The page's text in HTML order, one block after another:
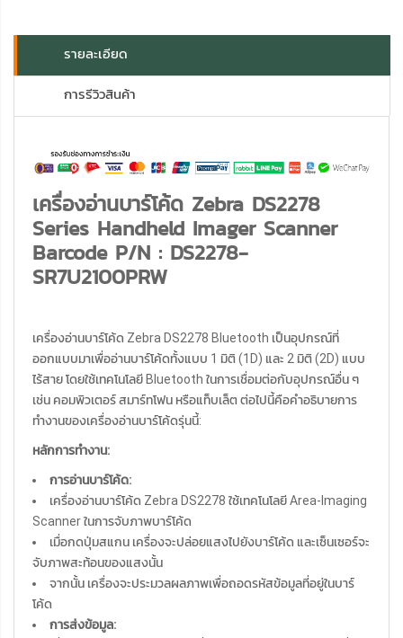
รายละเอียด
การรีวิวสินค้า
เครื่องอ่านบาร์โค้ด Zebra DS2278
Series Handheld Imager Scanner
Barcode P/N : DS2278-
SR7U2100PRW
เครื่องอ่านบาร์โค้ด Zebra DS2278 Bluetooth เป็นอุปกรณ์ที่
ออกแบบมาเพื่ออ่านบาร์โค้ดทั้งแบบ 1 มิติ (1D) และ 2 มิติ (2D) แบบ
ไร้สาย โดยใช้เทคโนโลยี Bluetooth ในการเชื่อมต่อกับอุปกรณ์อื่น ๆ
เช่น คอมพิวเตอร์ สมาร์ทโฟน หรือแท็บเล็ต ต่อไปนี้คือคำอธิบายการ
ทำงานของเครื่องอ่านบาร์โค้ดรุ่นนี้:
หลักการทำงาน:
การอ่านบาร์โค้ด:
เครื่องอ่านบาร์โค้ด Zebra DS2278 ใช้เทคโนโลยี Area-Imaging
Scanner ในการจับภาพบาร์โค้ด
เมื่อกดปุ่มสแกน เครื่องจะปล่อยแสงไปยังบาร์โค้ด และเซ็นเซอร์จะ
จับภาพสะท้อนของแสงนั้น
จากนั้น เครื่องจะประมวลผลภาพเพื่อถอดรหัสข้อมูลที่อยู่ในบาร์
โค้ด
การส่งข้อมูล: